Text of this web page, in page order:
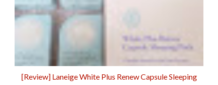
[Review] Laneige White Plus Renew Capsule Sleeping